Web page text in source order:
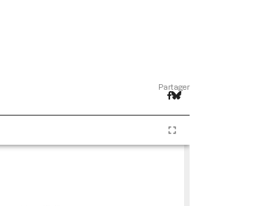
Partager